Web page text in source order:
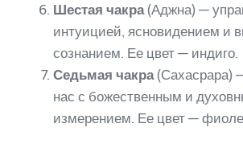
Шестая чакра(Аджна) —
интуицией, ясновидением и
сознанием. Ее цвет — индиго.
Седьмая чакра(Сахасрара)
нас с божественным и
измерением. Ее цвет —